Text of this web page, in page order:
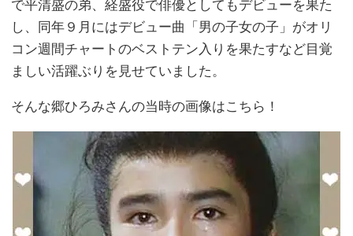
で平清盛の弟、経盛役で俳優としてもデビューを果た
し、同年９月にはデビュー曲「男の子女の子」がオリ
コン週間チャートのベストテン入りを果たすなど目覚
ましい活躍ぶりを見せていました。
そんな郷ひろみさんの当時の画像はこちら！